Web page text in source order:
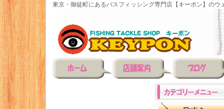
東京・御徒町にあるバスフィッシング専門店【キーポン】のウ